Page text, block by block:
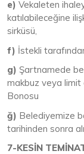
e) Vekaleten
katılabileceğine
sirküsü,
f) İstekli
g) Şartnamede
makbuz veya
Bonosu
ğ) Belediyemize
tarihinden sonra
7-KESİN